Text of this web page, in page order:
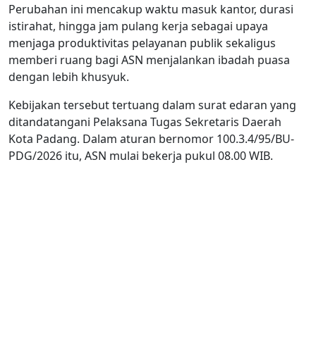
Perubahan ini mencakup waktu masuk kantor, durasi
istirahat, hingga jam pulang kerja sebagai upaya
menjaga produktivitas pelayanan publik sekaligus
memberi ruang bagi ASN menjalankan ibadah puasa
dengan lebih khusyuk.
Kebijakan tersebut tertuang dalam surat edaran yang
ditandatangani Pelaksana Tugas Sekretaris Daerah
Kota Padang. Dalam aturan bernomor 100.3.4/95/BU-
PDG/2026 itu, ASN mulai bekerja pukul 08.00 WIB.